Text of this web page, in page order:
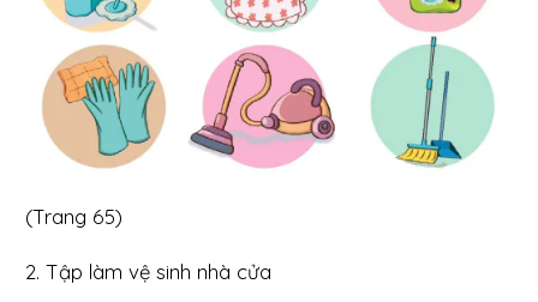
(Trang 65)
2. Tập làm vệ sinh nhà cửa